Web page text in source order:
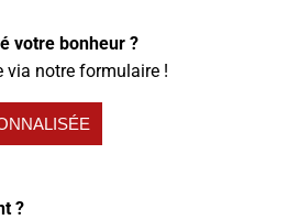
votre bonheur ?
via notre formulaire !
?